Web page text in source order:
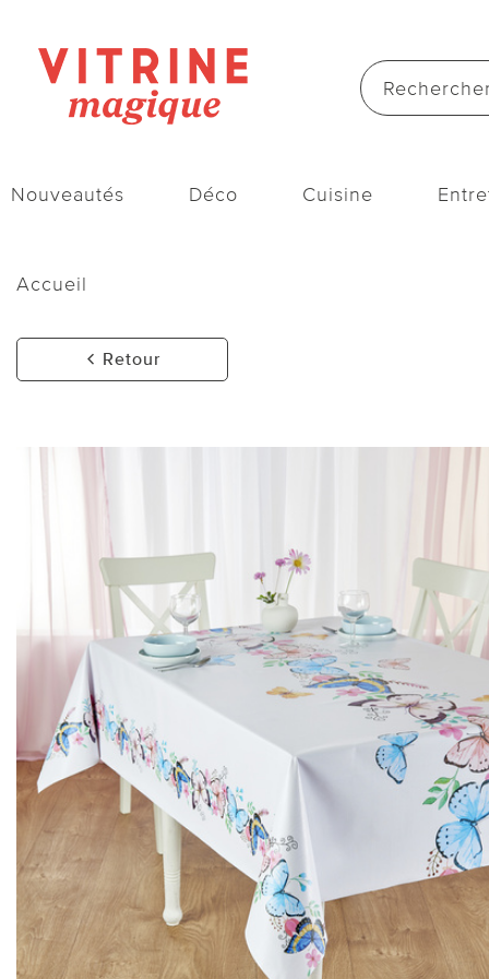
Nouveautés Déco Cuisine
Accueil
Retour